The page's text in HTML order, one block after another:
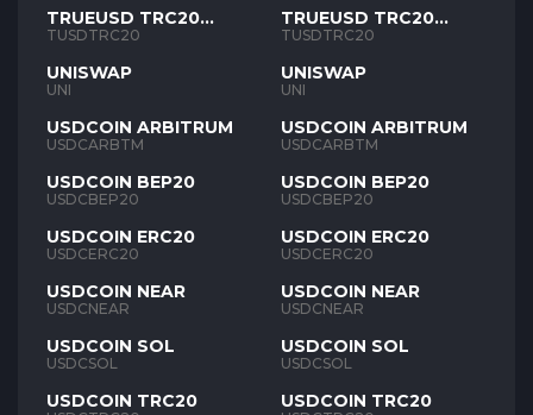
TRUEUSD TRC20
TUSD
TUSDTRC20
UNISWAP
UNI
USDCOIN ARBITRUM
USDCARBTM
USDCOIN BEP20
USDCBEP20
USDCOIN ERC20
USDCERC20
USDCOIN NEAR
USDCNEAR
USDCOIN SOL
USDCSOL
USDCOIN TRC20
TRUEUSD TRC20
TUSD
TUSDTRC20
UNISWAP
UNI
USDCOIN ARBITRUM
USDCARBTM
USDCOIN BEP20
USDCBEP20
USDCOIN ERC20
USDCERC20
USDCOIN NEAR
USDCNEAR
USDCOIN SOL
USDCSOL
USDCOIN TRC20